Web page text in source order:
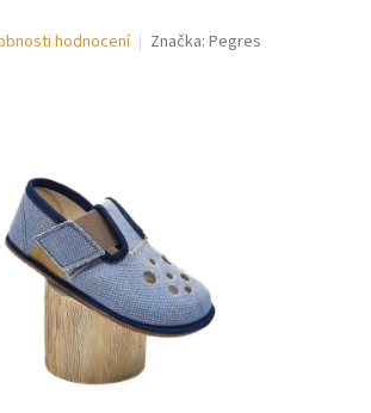
hodnocení Značka: Pegres